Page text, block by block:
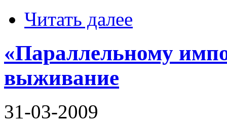
Читать далее
«Параллельному
выживание
31-03-2009